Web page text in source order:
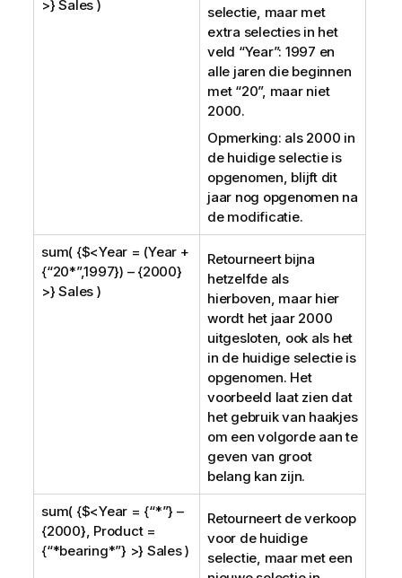
>} Sales )
selectie, maar met
extra selecties in het
veld “Year”: 1997 en
alle jaren die beginnen
met “20”, maar niet
2000.
Opmerking: als 2000 in
de huidige selectie is
opgenomen, blijft dit
jaar nog opgenomen na
de modificatie.
sum( {$<Year = (Year +
{“20*”,1997}) – {2000}
>} Sales )
Retourneert bijna
hetzelfde als
hierboven, maar hier
wordt het jaar 2000
uitgesloten, ook als het
in de huidige selectie is
opgenomen. Het
voorbeeld laat zien dat
het gebruik van haakjes
om een volgorde aan te
geven van groot
belang kan zijn.
sum( {$<Year = {“*”} –
{2000}, Product =
{“*bearing*”} >} Sales )
Retourneert de verkoop
voor de huidige
selectie, maar met een